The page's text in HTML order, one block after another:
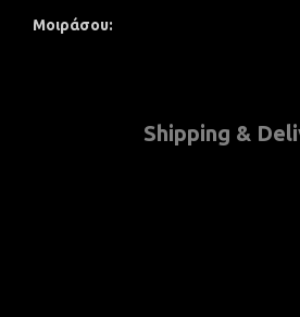
Μοιράσου
Shipping &